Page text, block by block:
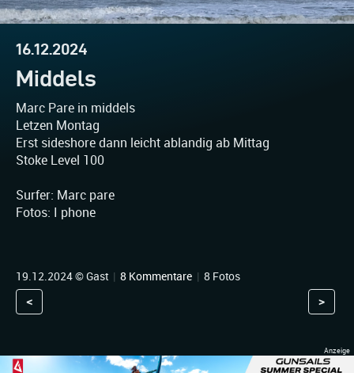
16.12.2024
Middels
Marc Pare in middels
Letzen Montag
Erst sideshore dann leicht ablandig ab Mittag
Stoke Level 100
Surfer: Marc pare
Fotos: I phone
19.12.2024 © Gast | 8 Kommentare | 8 Fotos
< >